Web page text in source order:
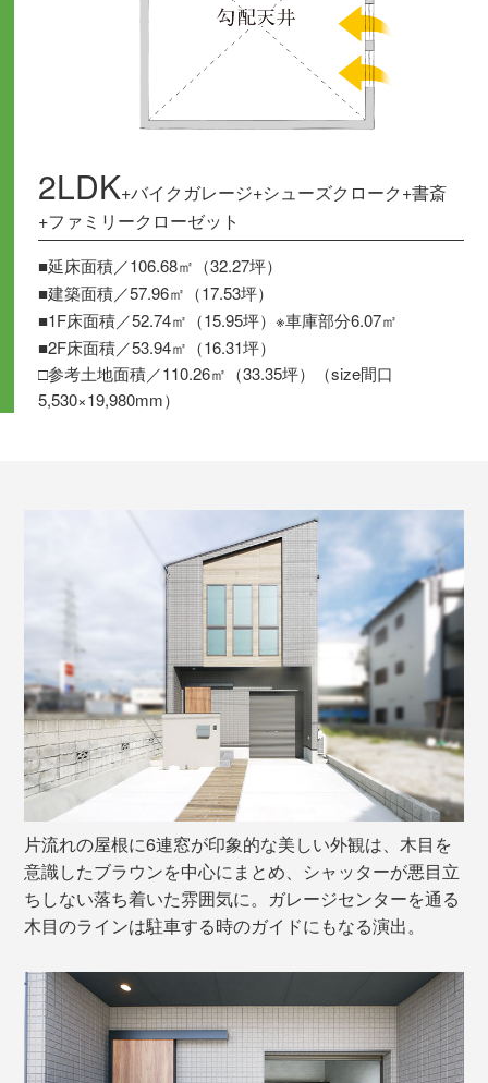
2LDK+バイクガレージ+シューズクローク+書斎
+ファミリークローゼット
■延床面積／106.68㎡（32.27坪）
■建築面積／57.96㎡（17.53坪）
■1F床面積／52.74㎡（15.95坪）※車庫部分6.07㎡
■2F床面積／53.94㎡（16.31坪）
□参考土地面積／110.26㎡（33.35坪）（size間口
5,530×19,980mm）
片流れの屋根に6連窓が印象的な美しい外観は、木目を
意識したブラウンを中心にまとめ、シャッターが悪目立
ちしない落ち着いた雰囲気に。ガレージセンターを通る
木目のラインは駐車する時のガイドにもなる演出。